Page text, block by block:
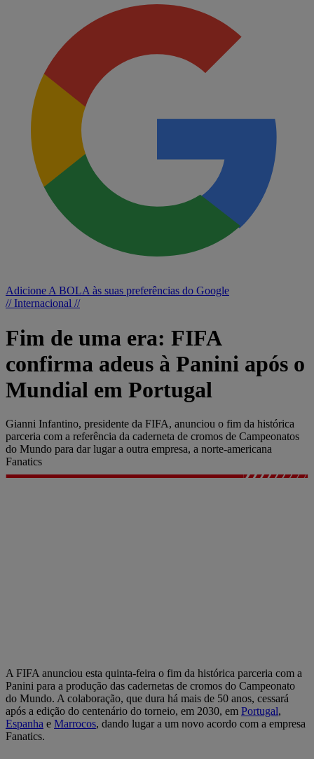
Adicione A BOLA às suas preferências do Google
// Internacional //
Fim de uma era: FIFA
confirma adeus à Panini após o
Mundial em Portugal
Gianni Infantino, presidente da FIFA, anunciou o fim da histórica
parceria com a referência da caderneta de cromos de Campeonatos
do Mundo para dar lugar a outra empresa, a norte-americana
Fanatics
A FIFA anunciou esta quinta-feira o fim da histórica parceria com a
Panini para a produção das cadernetas de cromos do Campeonato
do Mundo. A colaboração, que dura há mais de 50 anos, cessará
após a edição do centenário do torneio, em 2030, em Portugal,
Espanha e Marrocos, dando lugar a um novo acordo com a empresa
Fanatics.